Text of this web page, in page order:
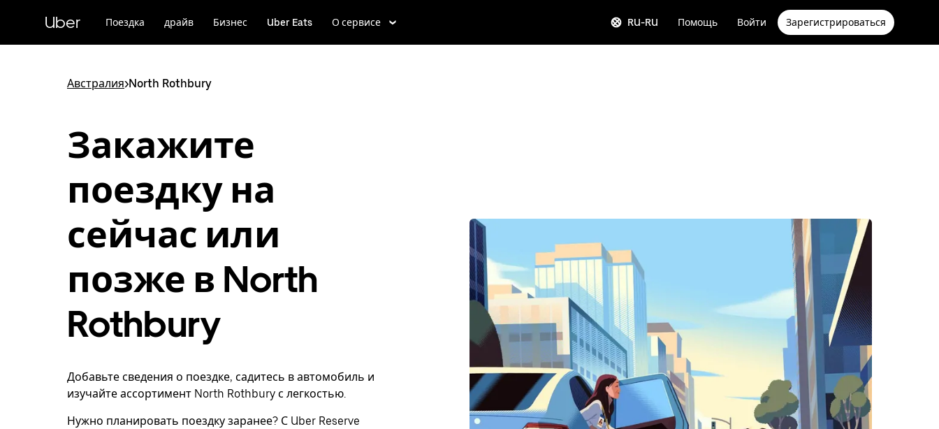
к
Uber Поездка драйв Бизнес Uber Eats О сервисе RU-RU Помощь Войти Зарегистрироваться
Австралия>North Rothbury
Закажите
поездку на
сейчас или
позже в North
Rothbury
Добавьте сведения о поездке, садитесь в автомобиль и
изучайте ассортимент North Rothbury с легкостью.
Нужно планировать поездку заранее? С Uber Reserve